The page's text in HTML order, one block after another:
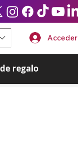
Acceder
regalo